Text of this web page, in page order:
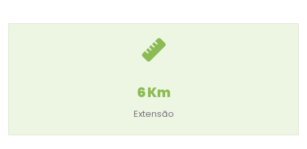
6 Km
Extensão